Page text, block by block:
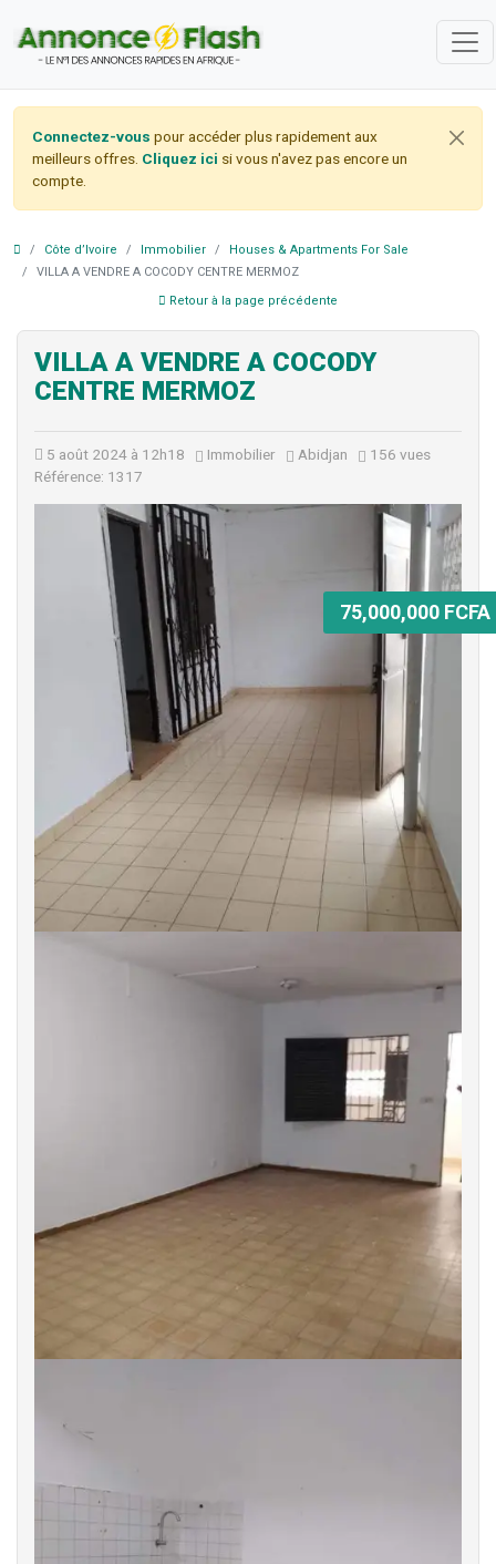
Connectez-vous pour accéder plus rapidement aux
meilleurs offres. Cliquez ici si vous n'avez pas encore un
compte.
Côte d’Ivoire Immobilier
Houses & Apartments For Sale
VILLA A VENDRE A COCODY CENTRE MERMOZ
Retour à la page précédente
VILLA A VENDRE A COCODY
CENTRE MERMOZ
5 août 2024 à 12h18 Immobilier Abidjan
156 vues
Référence: 1317
75,000,000 FCFA